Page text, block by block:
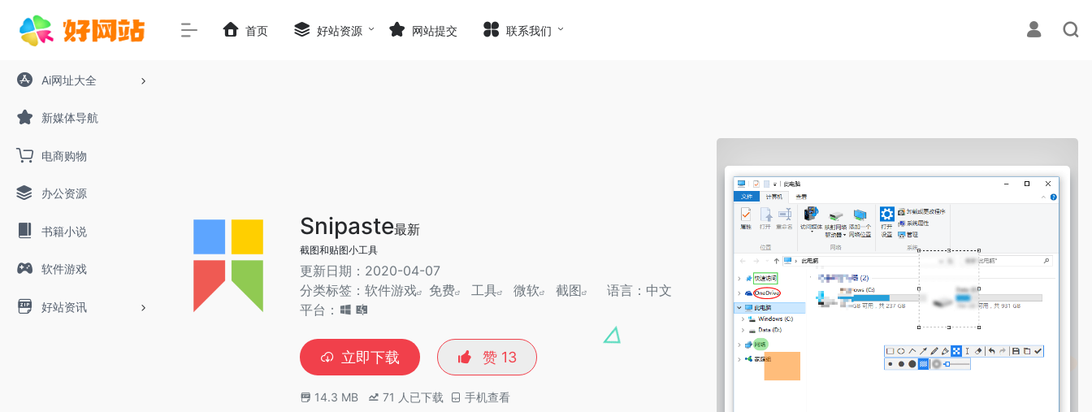
Ai网址大全
新媒体导航
电商购物
办公资源
书籍小说
软件游戏
好站资讯
首页 好站资源 网站提交 联系我们
Snipaste最新
截图和贴图小工具
更新日期：2020-04-07
分类标签： 软件游戏 免费 工具 微软 截图
语言：中文
平台：
立即下载 赞 13
14.3 MB 71 人已下载 手机查看